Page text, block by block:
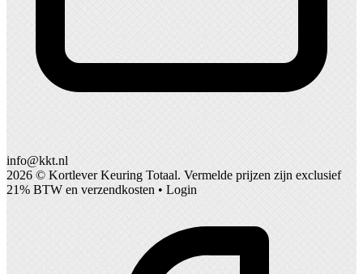
info@kkt.nl
2026 © Kortlever Keuring Totaal. Vermelde prijzen zijn exclusief
21% BTW en verzendkosten • Login